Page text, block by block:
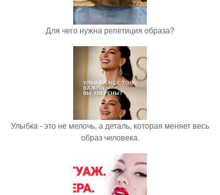
Для чего нужна репетиция образа?
Улыбка - это не мелочь, а деталь, которая меняет весь
образ человека.